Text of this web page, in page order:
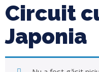
Circuit
Japonia